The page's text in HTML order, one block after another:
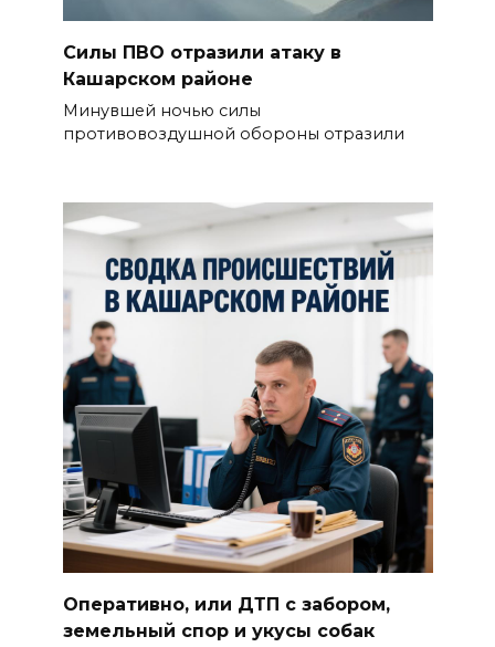
Силы ПВО отразили атаку в
Кашарском районе
Минувшей ночью силы
противовоздушной обороны отразили
Оперативно, или ДТП с забором,
земельный спор и укусы собак